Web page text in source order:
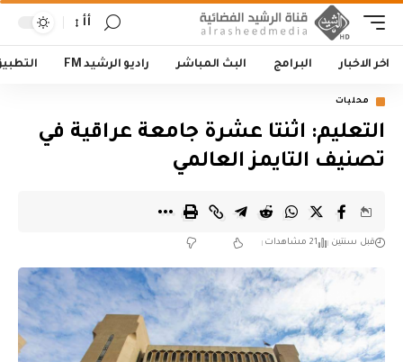
أأ
اخر الاخبار البرامج البث المباشر راديو الرشيد FM
محليات
التعليم: اثنتا عشرة جامعة عراقية في
تصنيف التايمز العالمي
قبل سنتين 21 مشاهدات